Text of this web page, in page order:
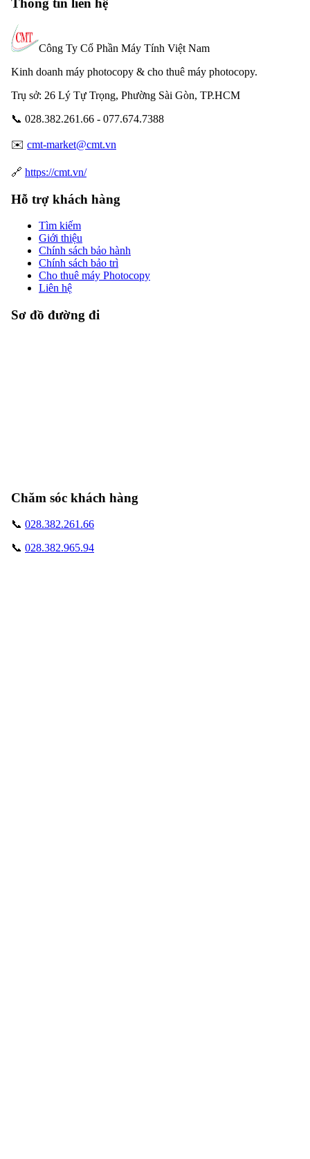
Thông tin liên hệ
Công Ty Cổ Phần Máy Tính Việt Nam
Kinh doanh máy photocopy & cho thuê máy photocopy.
Trụ sở: 26 Lý Tự Trọng, Phường Sài Gòn, TP.HCM
📞 028.382.261.66 - 077.674.7388
✉️ cmt-market@cmt.vn
🔗 https://cmt.vn/
Hỗ trợ khách hàng
Tìm kiếm
Giới thiệu
Chính sách bảo hành
Chính sách bảo trì
Cho thuê máy Photocopy
Liên hệ
Sơ đồ đường đi
Chăm sóc khách hàng
📞 028.382.261.66
📞 028.382.965.94